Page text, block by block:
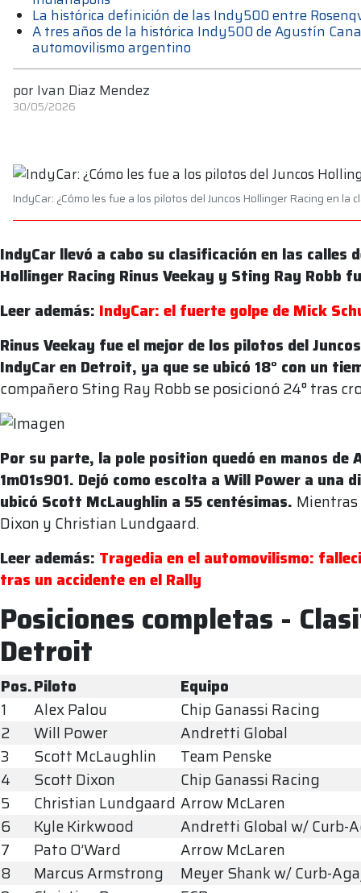
La histórica definición de las Indy500 entre
A tres años de la histórica Indy500 de Agustín
automovilismo argentino
por Ivan Diaz Mendez
30/05/2026
IndyCar: ¿Cómo les fue a los pilotos del Juncos Hollinger Racing en la
IndyCar llevó a cabo su clasificación en las calles
Hollinger Racing Rinus Veekay y Sting Ray Robb
Leer además: IndyCar: el fuerte golpe de Mick
Rinus Veekay fue el mejor de los pilotos del
IndyCar en Detroit, ya que se ubicó 18° con un
compañero Sting Ray Robb se posicionó 24° tras
Por su parte, la pole position quedó en manos de
1m01s901. Dejó como escolta a Will Power a una
ubicó Scott McLaughlin a 55 centésimas.
Dixon y Christian Lundgaard.
Leer además: Tragedia en el automovilismo:
tras un accidente en el Rally
Posiciones completas -
Detroit
Pos.Piloto
Equipo
1
Alex Palou
Chip Ganassi Racing
2
Will Power
Andretti Global
3
Scott McLaughlin
Team Penske
4
Scott Dixon
Chip Ganassi Racing
5
Christian Lundgaard Arrow McLaren
6
Kyle Kirkwood
Andretti Global w/ Curb-
7
Pato O’Ward
Arrow McLaren
8
Marcus Armstrong
Meyer Shank w/ Curb-